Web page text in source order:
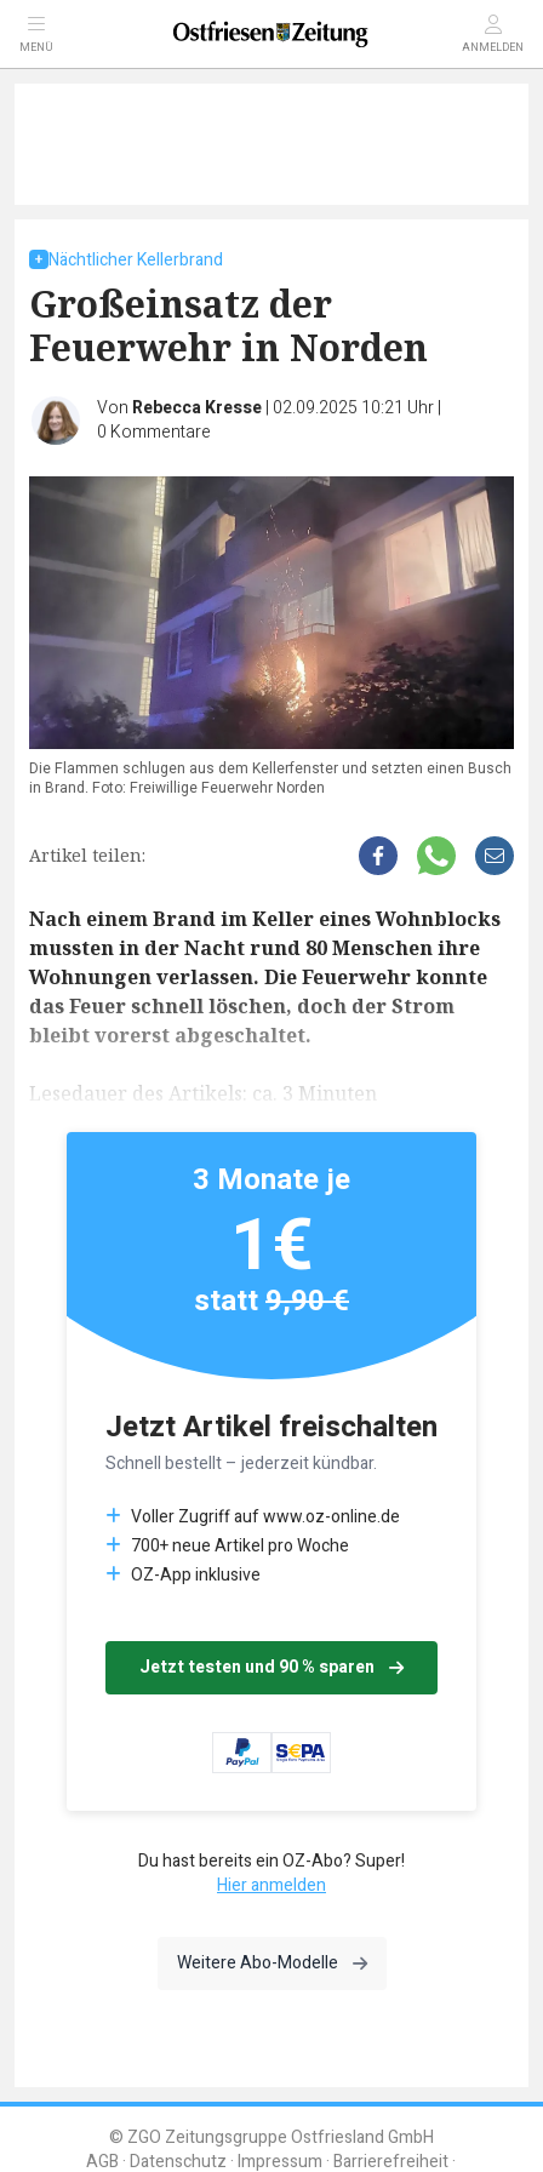
MENÜ ANMELDEN
Nächtlicher Kellerbrand
Großeinsatz der
Feuerwehr in Norden
Von Rebecca Kresse| 02.09.2025 10:21 Uhr|
0 Kommentare
Die Flammen schlugen aus dem Kellerfenster und setzten einen Busch
in Brand. Foto: Freiwillige Feuerwehr Norden
Artikel teilen:
Nach einem Brand im Keller eines Wohnblocks
mussten in der Nacht rund 80 Menschen ihre
Wohnungen verlassen. Die Feuerwehr konnte
das Feuer schnell löschen, doch der Strom
bleibt vorerst abgeschaltet.
Lesedauer des Artikels: ca. 3 Minuten
Jetzt Artikel freischalten
Schnell bestellt – jederzeit kündbar.
Voller Zugriff auf www.oz-online.de
700+ neue Artikel pro Woche
OZ-App inklusive
Jetzt testen und 90 % sparen
3 Monate je
1€
statt9,90 €
Du hast bereits ein OZ-Abo? Super!
Hier anmelden
Weitere Abo-Modelle
© ZGO Zeitungsgruppe Ostfriesland GmbH
AGB Datenschutz Impressum Barrierefreiheit